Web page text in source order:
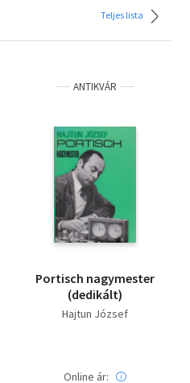
Teljes lista
ANTIKVÁR
Portisch nagymester
(dedikált)
Hajtun József
Online ár: